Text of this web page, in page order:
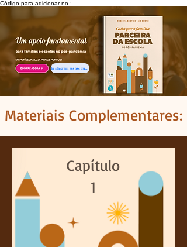
Código para adicionar no :
Materiais Complementares:
Capítulo
1